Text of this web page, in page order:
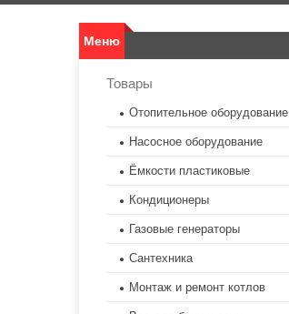
Товары
Отопительное оборудование
Насосное оборудование
Ёмкости пластиковые
Кондиционеры
Газовые генераторы
Сантехника
Монтаж и ремонт котлов